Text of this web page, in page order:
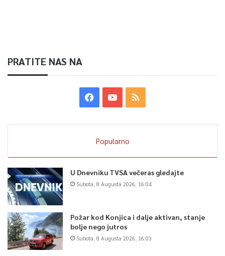
PRATITE NAS NA
Popularno
U Dnevniku TVSA večeras gledajte
Subota, 8 Augusta 2026, 16:04
Požar kod Konjica i dalje aktivan, stanje
bolje nego jutros
Subota, 8 Augusta 2026, 16:03